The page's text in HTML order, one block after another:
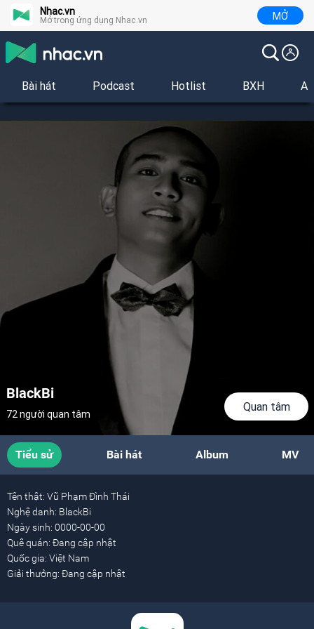
Nhac.vn
Mở trong ứng dụng Nhac.vn MỞ
Bài hát Podcast Hotlist BXH
BlackBi
72 người quan tâm
Quan tâm
Tiểu sử Bài hát Album MV
Tên thật: Vũ Phạm Đình Thái
Nghệ danh: BlackBi
Ngày sinh: 0000-00-00
Quê quán: Đang cập nhật
Quốc gia: Việt Nam
Giải thưởng: Đang cập nhật